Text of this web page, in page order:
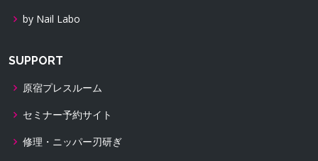
by Nail Labo
SUPPORT
原宿プレスルーム
セミナー予約サイト
修理・ニッパー刃研ぎ